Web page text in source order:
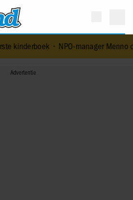
NPO-manager Menno de Boer